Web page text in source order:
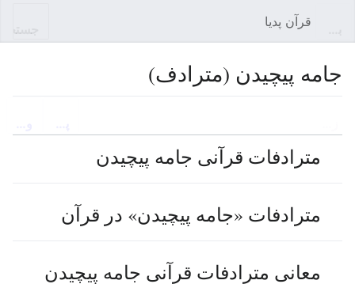
قرآن پدیا جستجو
جامه پیچیدن (مترادف)
مترادفات قرآنی جامه پیچیدن
مترادفات «جامه پیچیدن» در قرآن
معانی مترادفات قرآنی جامه پیچیدن